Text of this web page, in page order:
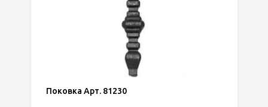
Поковка Арт. 81230